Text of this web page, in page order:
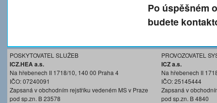
Po úspěšném
budete
POSKYTOVATEL SLUŽEB
ICZ.HEA a.s.
Na hřebenech II 1718/10, 140 00 Praha 4
IČO: 07240091
Zapsaná v obchodním rejstříku vedeném MS v Praze
pod sp.zn. B 23578
PROVOZOVATEL
ICZ a.s.
Na hřebenech II
IČO: 25145444
Zapsaná v
pod sp.zn. B 4840